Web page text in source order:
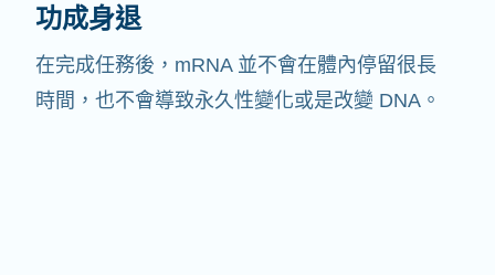
功成身退
在完成任務後，mRNA 並不會在體內停留很長
時間，也不會導致永久性變化或是改變 DNA。